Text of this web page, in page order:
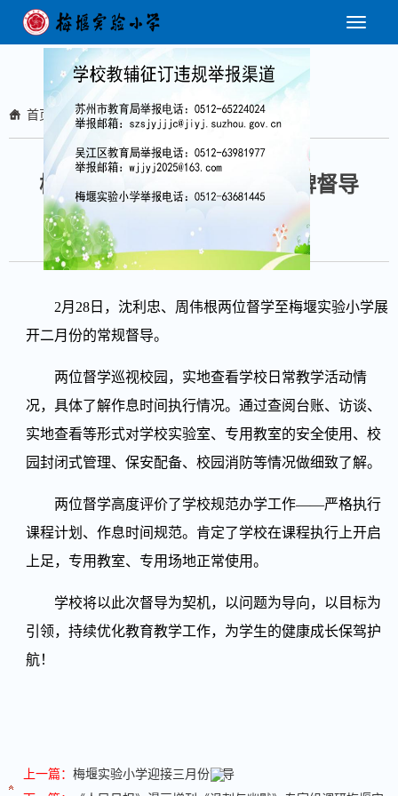
首页 校园动态> 校园综合
梅堰实验小学迎接二月份挂牌督导
日期：2025-03-05 15:56:53 浏览量： 32
2月28日，沈利忠、周伟根两位督学至梅堰实验小学展
开二月份的常规督导。
两位督学巡视校园，实地查看学校日常教学活动情
况，具体了解作息时间执行情况。通过查阅台账、访谈、
实地查看等形式对学校实验室、专用教室的安全使用、校
园封闭式管理、保安配备、校园消防等情况做细致了解。
两位督学高度评价了学校规范办学工作——严格执行
课程计划、作息时间规范。肯定了学校在课程执行上开启
上足，专用教室、专用场地正常使用。
学校将以此次督导为契机，以问题为导向，以目标为
引领，持续优化教育教学工作，为学生的健康成长保驾护
航！
上一篇： 梅堰实验小学迎接三月份督导